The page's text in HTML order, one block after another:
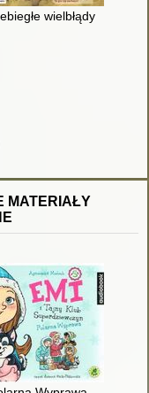
wielbłądy
MATERIAŁY